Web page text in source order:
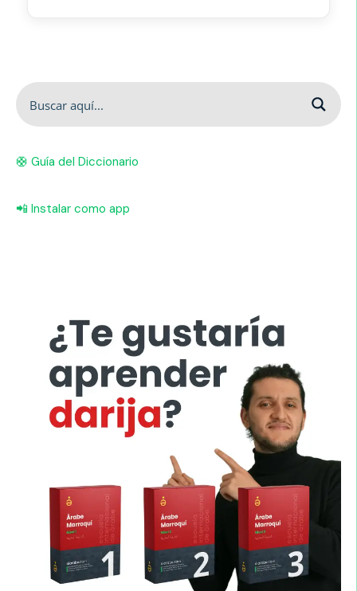
🛟 Guía del Diccionario
📲 Instalar como app